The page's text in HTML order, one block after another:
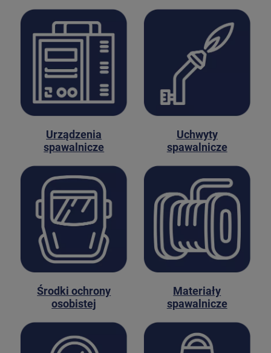
Urządzenia
spawalnicze
Uchwyty
spawalnicze
Środki ochrony
osobistej
Materiały
spawalnicze